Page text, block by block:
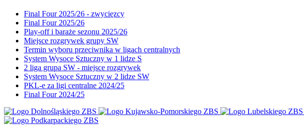
Final Four 2025/26 - zwycięzcy
Final Four 2025/26
Play-off i baraże sezonu 2025/26
Miejsce rozgrywek grupy SW
Termin wyboru przeciwnika w ligach centralnych
System Wysoce Sztuczny w 1 lidze S
2 liga grupa SW - miejsce rozgrywek
System Wysoce Sztuczny w 2 lidze SW
PKL-e za ligi centralne 2024/25
Final Four 2024/25